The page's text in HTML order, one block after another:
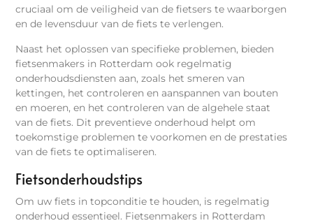
cruciaal om de veiligheid van de fietsers te waarborgen
en de levensduur van de fiets te verlengen.
Naast het oplossen van specifieke problemen, bieden
fietsenmakers in Rotterdam ook regelmatig
onderhoudsdiensten aan, zoals het smeren van
kettingen, het controleren en aanspannen van bouten
en moeren, en het controleren van de algehele staat
van de fiets. Dit preventieve onderhoud helpt om
toekomstige problemen te voorkomen en de prestaties
van de fiets te optimaliseren.
Fietsonderhoudstips
Om uw fiets in topconditie te houden, is regelmatig
onderhoud essentieel. Fietsenmakers in Rotterdam